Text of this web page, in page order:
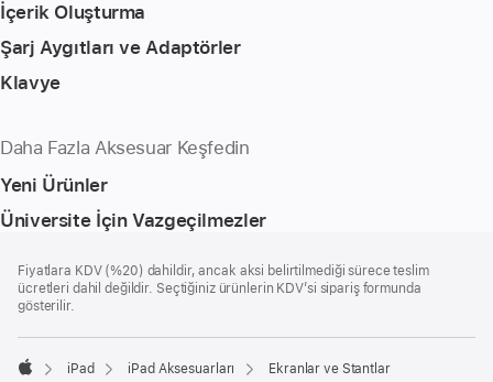
İçerik Oluşturma
Şarj Aygıtları ve Adaptörler
Klavye
Daha Fazla Aksesuar Keşfedin
Yeni Ürünler
Üniversite İçin Vazgeçilmezler
Bilgi
Fiyatlara KDV (%20) dahildir, ancak aksi belirtilmediği sürece teslim
ücretleri dahil değildir. Seçtiğiniz ürünlerin KDV’si sipariş formunda
gösterilir.
iPad iPad Aksesuarları Ekranlar ve Stantlar